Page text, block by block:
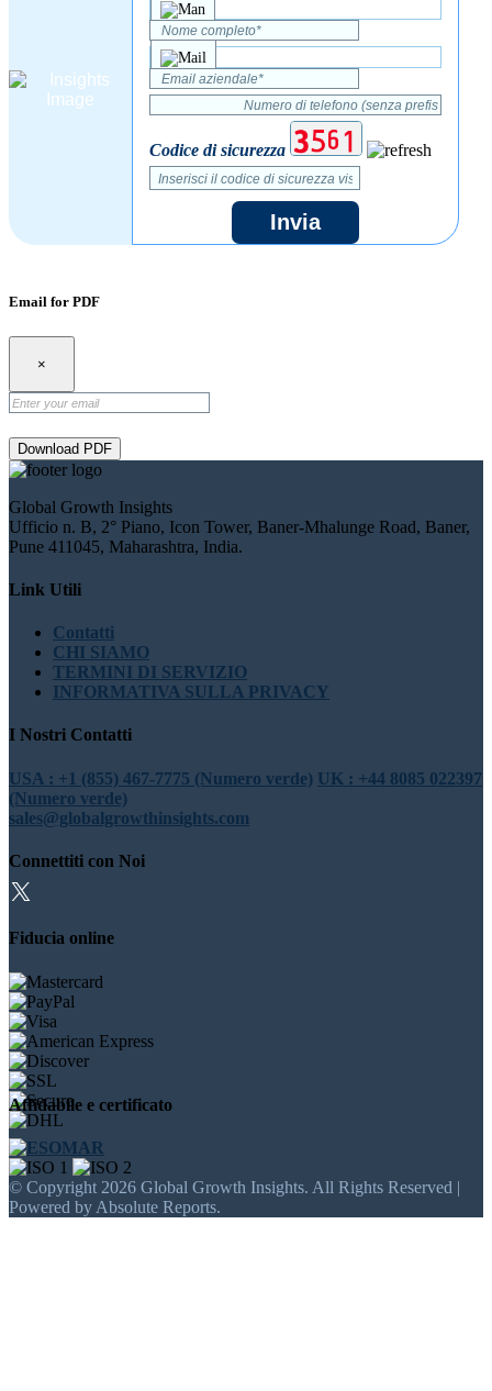
Codice di sicurezza
Invia
Email for PDF
×
Download PDF
Global Growth Insights
Ufficio n. B, 2° Piano, Icon Tower, Baner-Mhalunge Road, Baner,
Pune 411045, Maharashtra, India.
Link Utili
Contatti
CHI SIAMO
TERMINI DI SERVIZIO
INFORMATIVA SULLA PRIVACY
I Nostri Contatti
USA : +1 (855) 467-7775 (Numero verde) UK : +44 8085 022397
(Numero verde)
sales@globalgrowthinsights.com
Connettiti con Noi
Fiducia online
Affidabile e certificato
© Copyright 2026 Global Growth Insights. All Rights Reserved |
Powered by Absolute Reports.